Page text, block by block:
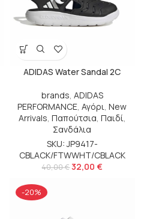
ADIDAS Water Sandal 2C
brands, ADIDAS
PERFORMANCE,Αγόρι,New
Arrivals, Παπούτσια, Παιδί,
Σανδάλια
SKU: JP9417-
CBLACK/FTWWHT/CBLACK
40,00€32,00 €
-20%